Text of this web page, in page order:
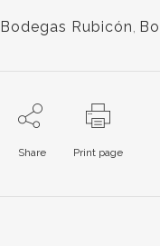
Bodegas Rubicón,
Share Print page